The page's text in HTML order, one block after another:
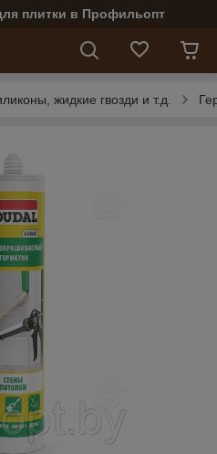
плитки в Профильопт
жидкие гвозди и т.д.